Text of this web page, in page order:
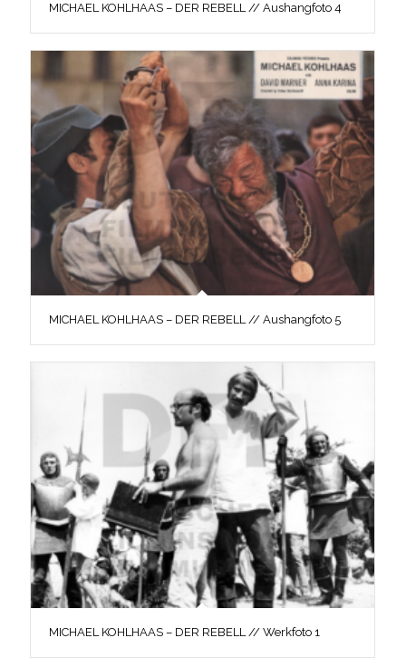
MICHAEL KOHLHAAS – DER REBELL // Aushangfoto 4
MICHAEL KOHLHAAS – DER REBELL // Aushangfoto 5
MICHAEL KOHLHAAS – DER REBELL // Werkfoto 1